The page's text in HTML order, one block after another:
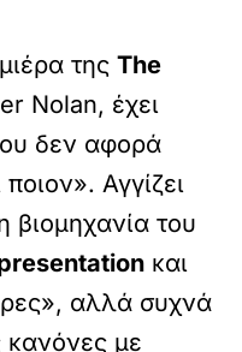
τηςThe
Nolan, έχει
δεν αφορά
Αγγίζει
βιομηχανία του
και
αλλά συχνά
κανόνες με